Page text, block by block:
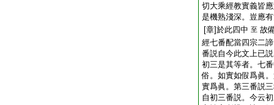
切大乘經教實義皆
是機熟淺深。豈應
[章]於此四中 至 故
經七番配當四宗二
番説自今此文上已
初三是其等者。七
俗。如實如假爲眞
實爲眞。第三番説
自初三番説。今云